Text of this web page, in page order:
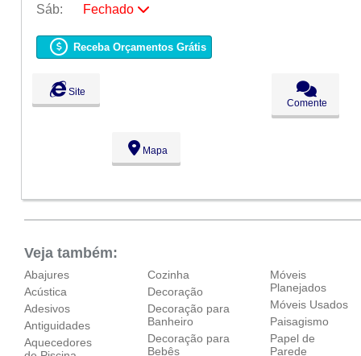
Sáb:
Fechado
Ter:
09:00 - 18:00
Qua:
09:00 - 18:00
Sex:
Sáb:
Fechado
Receba Orçamentos Grátis
Site
Comente
Mapa
Veja também:
Abajures
Acústica
Adesivos
Antiguidades
Aquecedores
Cozinha
Decoração
Decoração para
Banheiro
Decoração para
Bebês
Móveis
Planejados
Móveis Usados
Paisagismo
Papel de
Parede